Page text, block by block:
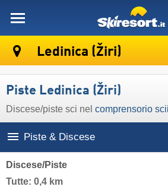
Ledinica (Žiri)
Piste Ledinica (Žiri)
Discese/​piste sci nel comprensorio
Piste & Discese
Discese/Piste
Tutte: 0,4 km